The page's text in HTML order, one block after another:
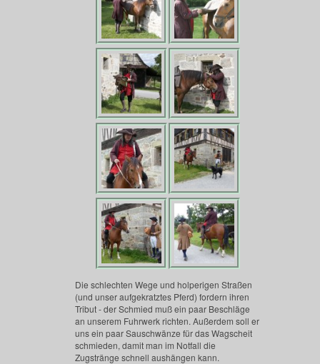
Die schlechten Wege und holperigen Straßen
(und unser aufgekratztes Pferd) fordern ihren
Tribut - der Schmied muß ein paar Beschläge
an unserem Fuhrwerk richten. Außerdem soll er
uns ein paar Sauschwänze für das Wagscheit
schmieden, damit man im Notfall die
Zugstränge schnell aushängen kann.